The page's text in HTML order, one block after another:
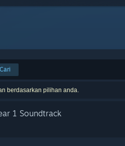
Cari
berdasarkan pilihan anda.
1 Soundtrack